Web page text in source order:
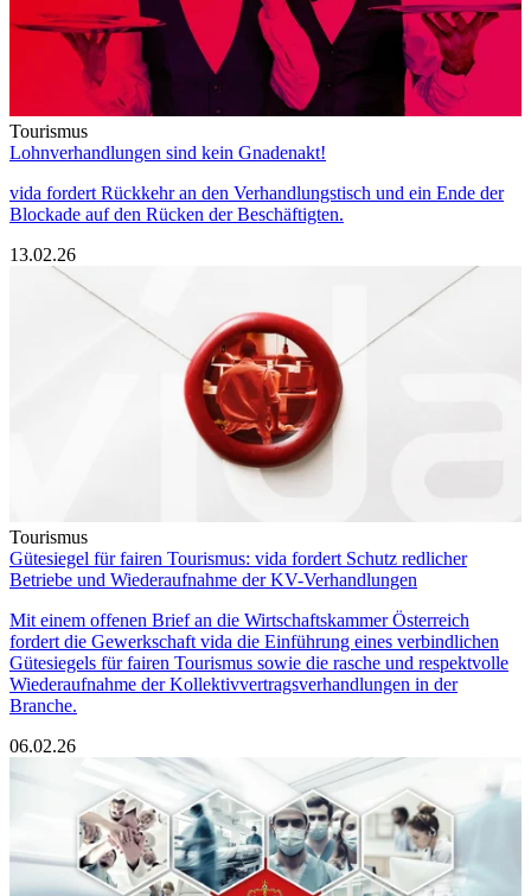
Tourismus
Lohnverhandlungen sind kein Gnadenakt!
vida fordert Rückkehr an den Verhandlungstisch und ein Ende der
Blockade auf den Rücken der Beschäftigten.
13.02.26
Tourismus
Gütesiegel für fairen Tourismus: vida fordert Schutz redlicher
Betriebe und Wiederaufnahme der KV-Verhandlungen
Mit einem offenen Brief an die Wirtschaftskammer Österreich
fordert die Gewerkschaft vida die Einführung eines verbindlichen
Gütesiegels für fairen Tourismus sowie die rasche und respektvolle
Wiederaufnahme der Kollektivvertragsverhandlungen in der
Branche.
06.02.26